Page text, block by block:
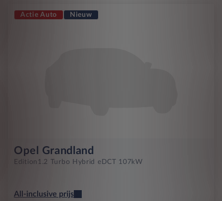
Actie Auto Nieuw
Opel Grandland
Edition 1.2 Turbo Hybrid eDCT 107kW
All-inclusive prijs